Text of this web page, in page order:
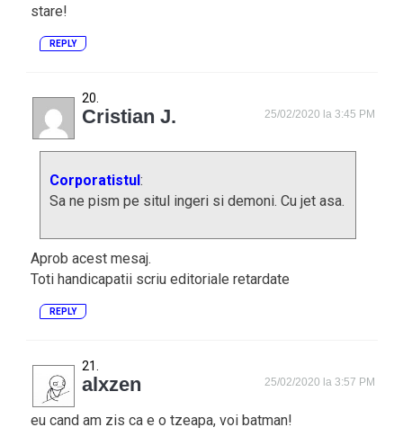
stare!
REPLY
Cristian J. 25/02/2020 la 3:45 PM
Corporatistul:
Sa ne pism pe situl ingeri si demoni. Cu jet asa.
Aprob acest mesaj.
Toti handicapatii scriu editoriale retardate
REPLY
alxzen 25/02/2020 la 3:57 PM
eu cand am zis ca e o tzeapa, voi batman!